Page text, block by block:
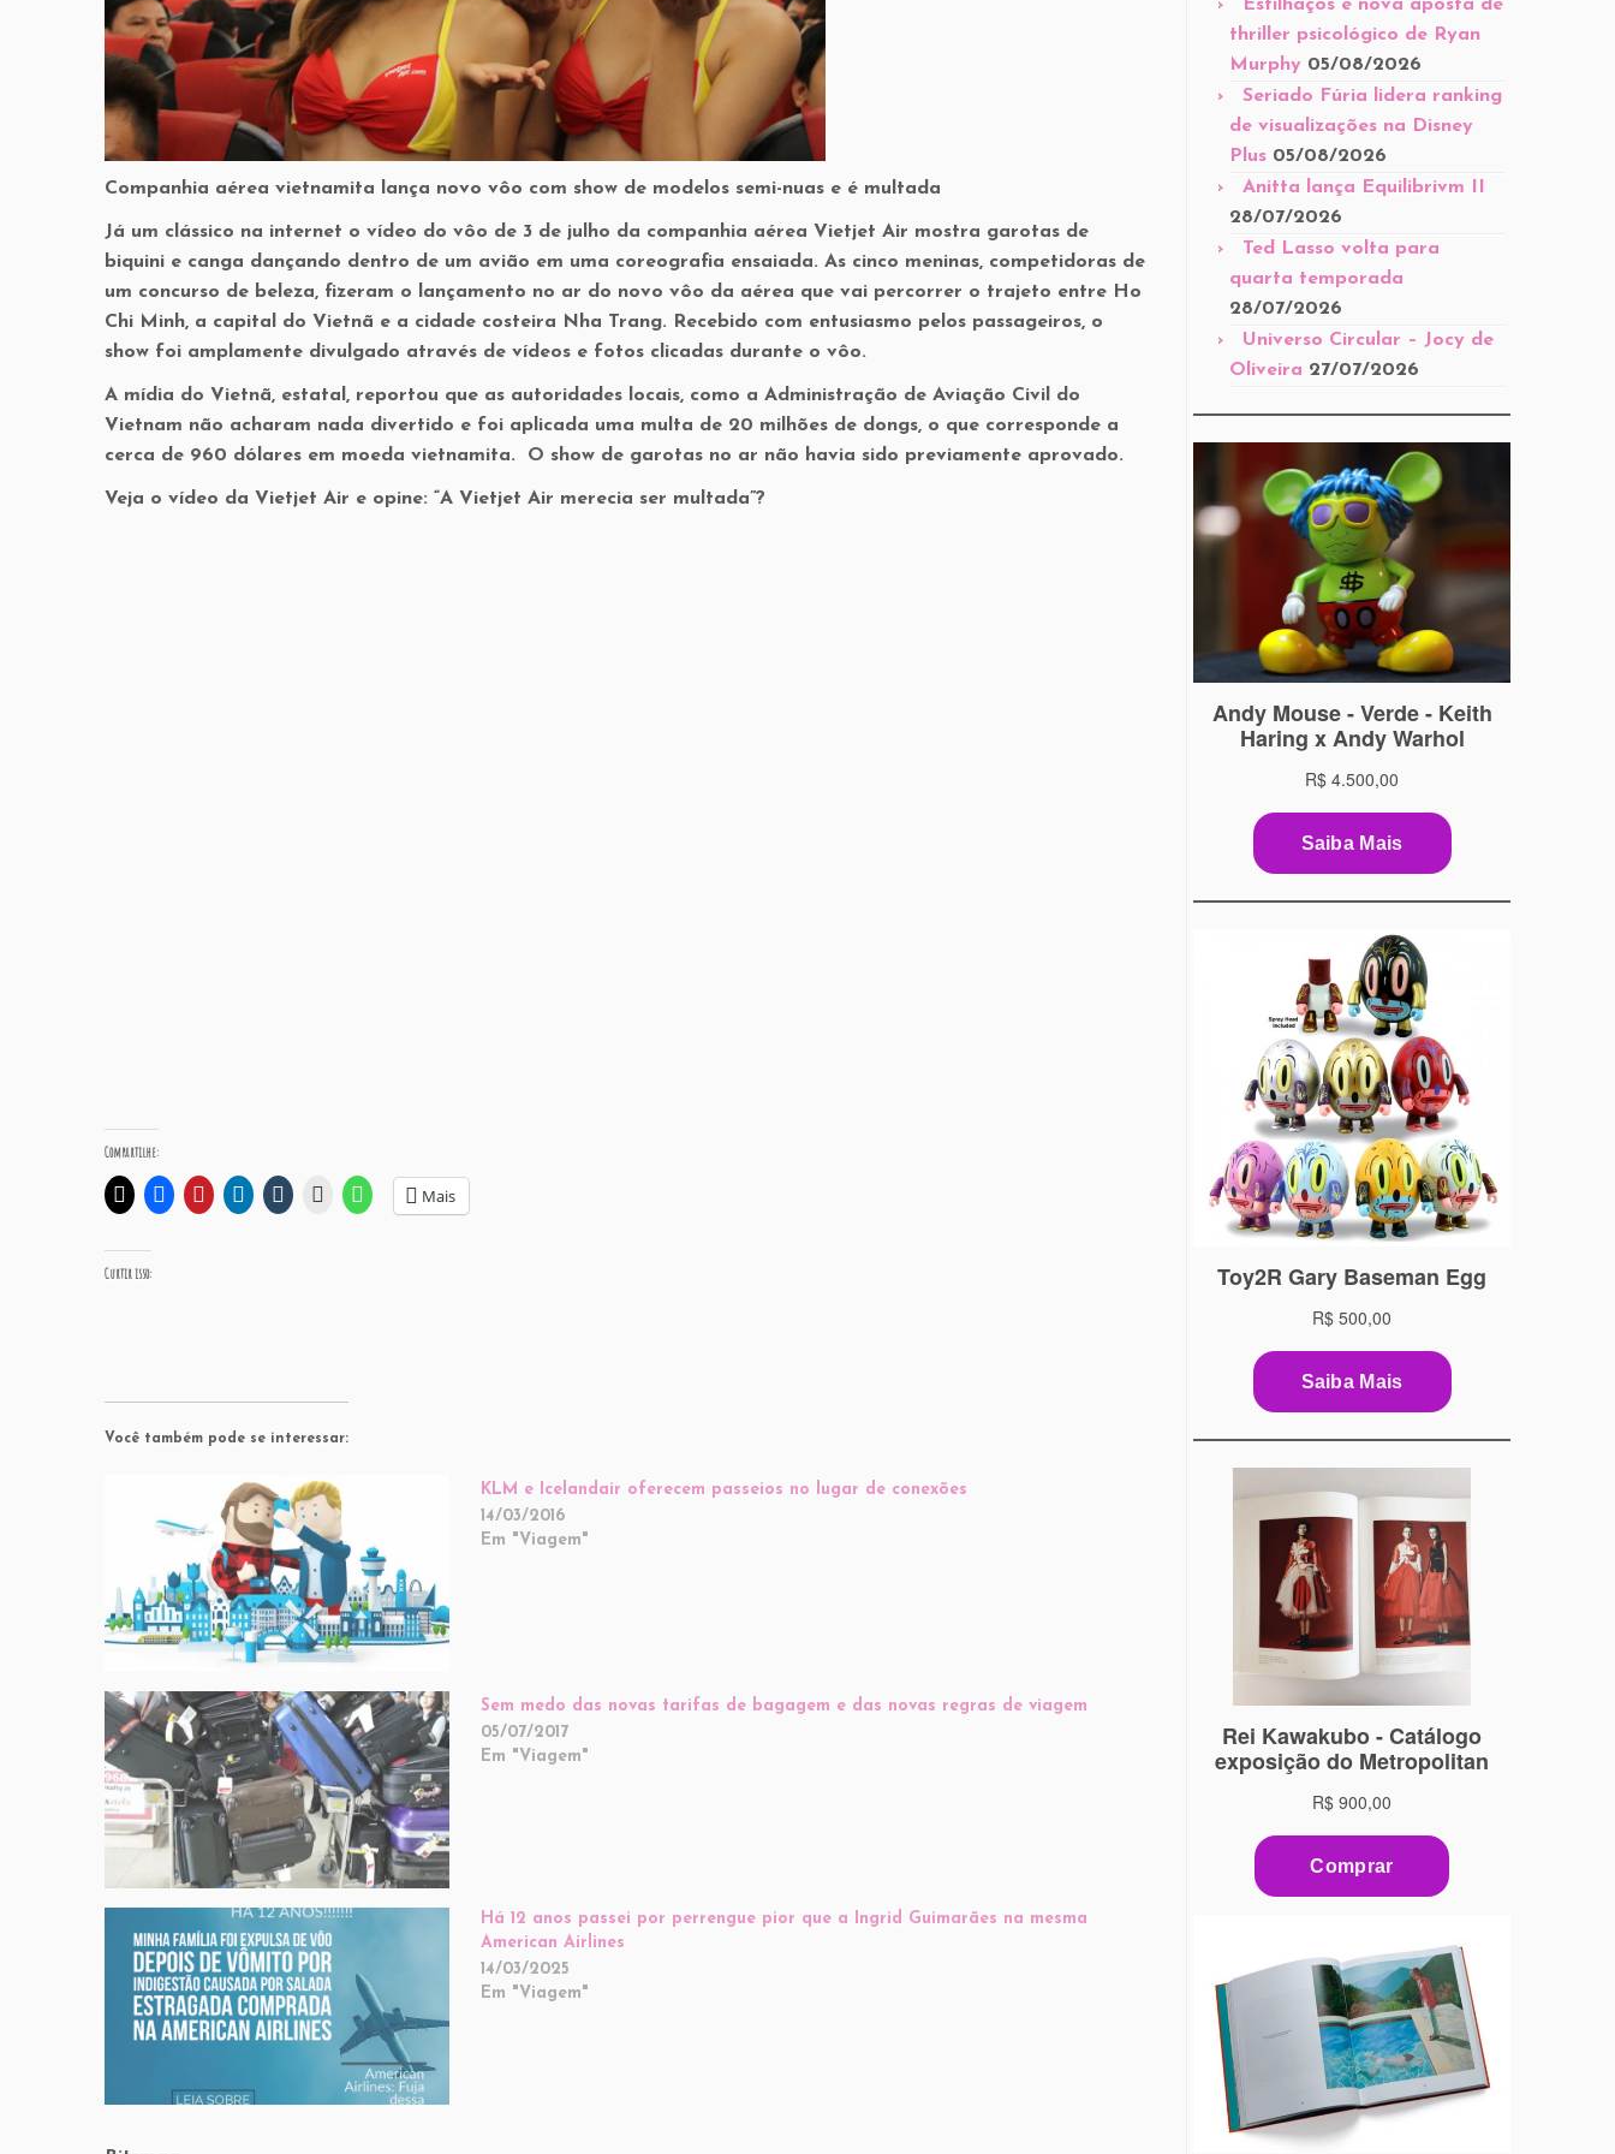
Companhia aérea vietnamita lança novo vôo com show de modelos semi-nuas e é multada
Já um clássico na internet o vídeo do vôo de 3 de julho da companhia aérea Vietjet Air mostra garotas de
biquini e canga dançando dentro de um avião em uma coreografia ensaiada. As cinco meninas, competidoras de
um concurso de beleza, fizeram o lançamento no ar do novo vôo da aérea que vai percorrer o trajeto entre Ho
Chi Minh, a capital do Vietnã e a cidade costeira Nha Trang. Recebido com entusiasmo pelos passageiros, o
show foi amplamente divulgado através de vídeos e fotos clicadas durante o vôo.
A mídia do Vietnã, estatal, reportou que as autoridades locais, como a Administração de Aviação Civil do
Vietnam não acharam nada divertido e foi aplicada uma multa de 20 milhões de dongs, o que corresponde a
cerca de 960 dólares em moeda vietnamita. O show de garotas no ar não havia sido previamente aprovado.
Veja o vídeo da Vietjet Air e opine: “A Vietjet Air merecia ser multada”?
Compartilhe:
Mais
Curtir isso:
Você também pode se interessar:
KLM e Icelandair oferecem passeios no lugar de conexões
14/03/2016
Em "Viagem"
Sem medo das novas tarifas de bagagem e das novas regras de viagem
05/07/2017
Em "Viagem"
Há 12 anos passei por perrengue pior que a Ingrid Guimarães na mesma
American Airlines
14/03/2025
Em "Viagem"
Estilhaços é nova aposta de
thriller psicológico de Ryan
Murphy 05/08/2026
Seriado Fúria lidera ranking
de visualizações na Disney
Plus 05/08/2026
Anitta lança Equilibrivm II
28/07/2026
Ted Lasso volta para
quarta temporada
28/07/2026
Universo Circular – Jocy de
Oliveira 27/07/2026